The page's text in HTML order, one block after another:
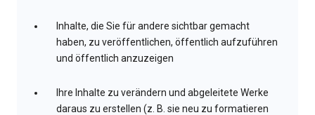
Inhalte, die Sie für andere sichtbar gemacht
haben, zu veröffentlichen, öffentlich aufzuführen
und öffentlich anzuzeigen
Ihre Inhalte zu verändern und abgeleitete Werke
daraus zu erstellen (z. B. sie neu zu formatieren